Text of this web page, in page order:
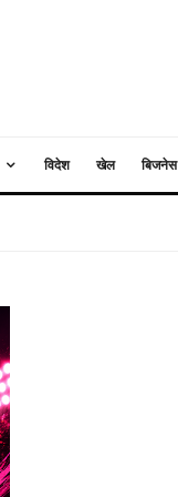
विदेश खेल बिजनेस